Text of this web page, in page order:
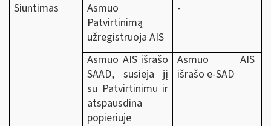
Siuntimas
Asmuo
Patvirtinimą
užregistruoja AIS
-
Asmuo AIS išrašo
SAAD, susieja jį
su Patvirtinimu ir
atspausdina
popieriuje
Asmuo AIS
išrašo e-SAD